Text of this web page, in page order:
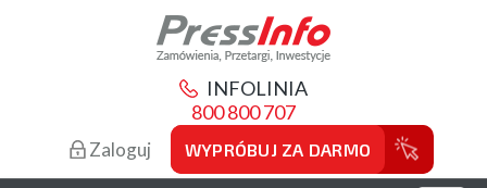
INFOLINIA
800 800 707
Zaloguj WYPRÓBUJ ZA DARMO